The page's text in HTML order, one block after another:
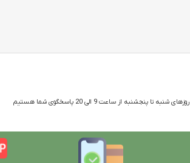
روزهای شنبه تا پنجشنبه از ساعت 9 الی 20 پاسخگوی شما هستیم